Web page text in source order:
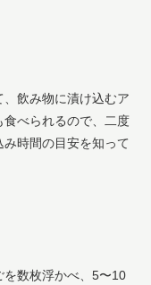
、飲み物に漬け込むア
べられるので、二度
時間の目安を知って
数枚浮かべ、5〜10